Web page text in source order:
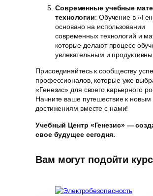
Современные учебные
технологии: Обучение в
основано на использовании
современных технологий и
которые делают процесс
увлекательным и
Присоединяйтесь к сообществу
профессионалов, которые уже
«Генезис» для своего карьерного
Начните ваше путешествие к новым
достижениям вместе с нами!
Учебный Центр «Генезис» —
свое будущее сегодня.
Вам могут подойти